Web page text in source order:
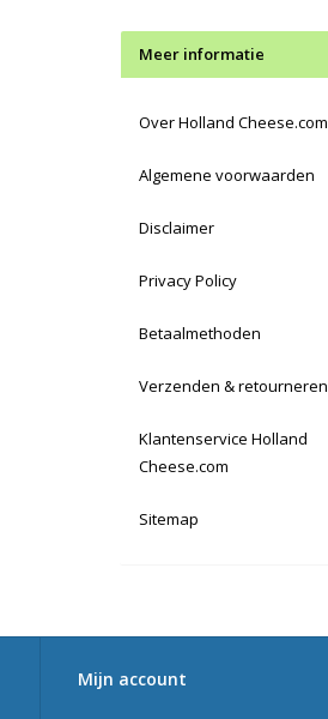
Meer informatie
Over Holland Cheese.com
Algemene voorwaarden
Disclaimer
Privacy Policy
Betaalmethoden
Verzenden & retourneren
Klantenservice Holland
Cheese.com
Sitemap
Mijn account